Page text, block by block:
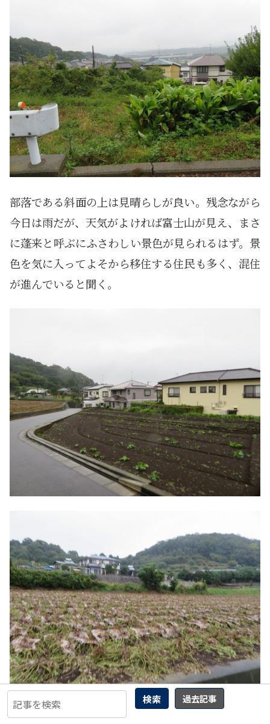
検索 過去記事
部落である斜面の上は見晴らしが良い。残念ながら
今日は雨だが、天気がよければ富士山が見え、まさ
に蓬来と呼ぶにふさわしい景色が見られるはず。景
色を気に入ってよそから移住する住民も多く、混住
が進んでいると聞く。